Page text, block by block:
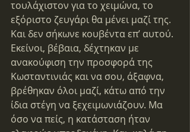
τουλάχιστον για το χειμώνα, το
εξόριστο ζευγάρι θα μένει μαζί της.
Και δεν σήκωνε κουβέντα επ’ αυτού.
Εκείνοι, βέβαια, δέχτηκαν με
ανακούφιση την προσφορά της
Κωσταντινιάς και να σου, άξαφνα,
βρέθηκαν όλοι μαζί, κάτω από την
ίδια στέγη να ξεχειμωνιάζουν. Μα
όσο να πείς, η κατάσταση ήταν